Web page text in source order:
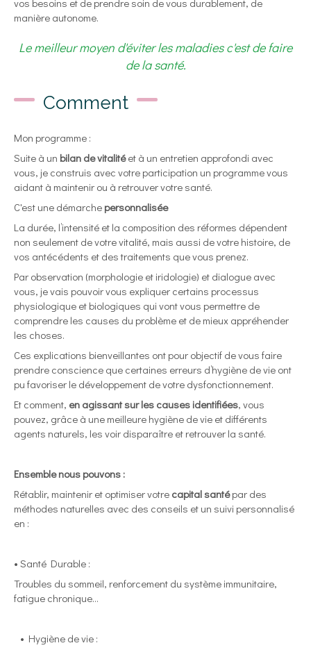
vos besoins et de prendre soin de vous durablement, de
manière autonome.
Le meilleur moyen d'éviter les maladies c'est de faire
de la santé.
Comment
Mon programme :
Suite à un bilan de vitalitéet à un entretien approfondi avec
vous, je construis avec votre participation un programme vous
aidant à maintenir ou à retrouver votre santé.
C'est une démarche personnalisée
La durée, l’intensité et la composition des réformes dépendent
non seulement de votre vitalité, mais aussi de votre histoire, de
vos antécédents et des traitements que vous prenez.
Par observation (morphologie et iridologie) et dialogue avec
vous, je vais pouvoir vous expliquer certains processus
physiologique et biologiques qui vont vous permettre de
comprendre les causes du problème et de mieux appréhender
les choses.
Ces explications bienveillantes ont pour objectif de vous faire
prendre conscience que certaines erreurs d’hygiène de vie ont
pu favoriser le développement de votre dysfonctionnement.
Et comment, en agissant sur les causes identifiées, vous
pouvez, grâce à une meilleure hygiène de vie et différents
agents naturels, les voir disparaître et retrouver la santé.
Ensemble nous pouvons :
Rétablir, maintenir et optimiser votre capital santépar des
méthodes naturelles avec des conseils et un suivi personnalisé
en :
• Santé Durable :
Troubles du sommeil, renforcement du système immunitaire,
fatigue chronique…
• Hygiène de vie :